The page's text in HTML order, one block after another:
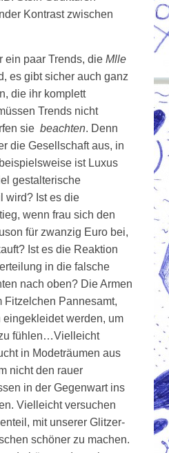
Kontrast zwischen
ein paar Trends, die Mlle
es gibt sicher auch ganz
die ihr komplett
Trends nicht
siebeachten. Denn
die Gesellschaft aus, in
ist Luxus
gestalterische
wird? Ist es die
wenn frau sich den
für zwanzig Euro bei,
Ist es die Reaktion
in die falsche
nach oben? Die Armen
Fitzelchen Pannesamt,
werden, um
fühlen…Vielleicht
in Modeträumen aus
nicht den rauer
in der Gegenwart ins
Vielleicht versuchen
mit unserer Glitzer-
schöner zu machen.